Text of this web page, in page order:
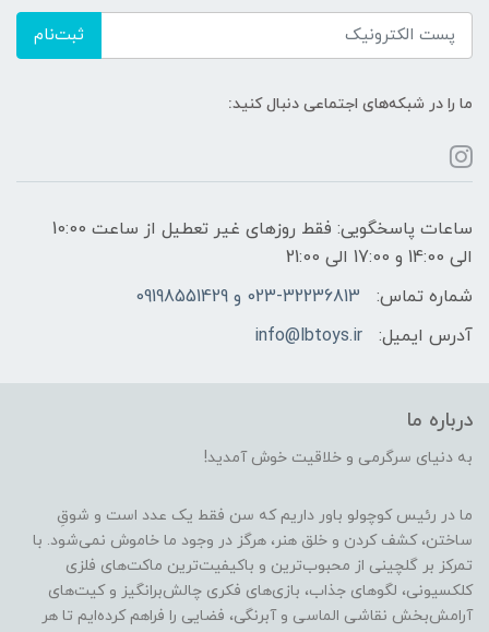
ثبت‌نام
ما را در شبکه‌های اجتماعی دنبال کنید:
ساعات پاسخگویی: فقط روزهای غیر تعطیل از ساعت 10:00
الی 14:00 و 17:00 الی 21:00
شماره تماس:
023-32236813 و 09198551429
آدرس ایمیل:
info@lbtoys.ir
درباره ما
به دنیای سرگرمی و خلاقیت خوش آمدید!
ما در رئیس کوچولو باور داریم که سن فقط یک عدد است و شوقِ
ساختن، کشف کردن و خلق هنر، هرگز در وجود ما خاموش نمی‌شود. با
تمرکز بر گلچینی از محبوب‌ترین و باکیفیت‌ترین ماکت‌های فلزی
کلکسیونی، لگوهای جذاب، بازی‌های فکری چالش‌برانگیز و کیت‌های
آرامش‌بخش نقاشی الماسی و آبرنگی، فضایی را فراهم کرده‌ایم تا هر